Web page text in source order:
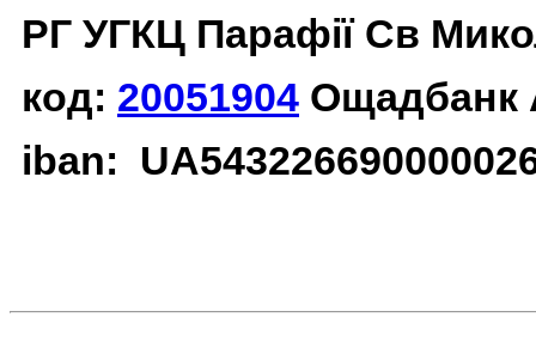
РГ УГКЦ Парафії Св
код: 20051904 Ощадбанк
iban: